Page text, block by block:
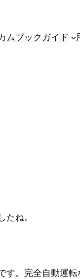
ムブックガイド
ね。
。完全自動運